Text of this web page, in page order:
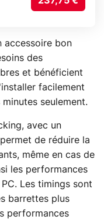
accessoire bon
des
et bénéficient
facilement
seulement.
avec un
de réduire la
même en cas de
les performances
Les timings sont
barrettes plus
performances